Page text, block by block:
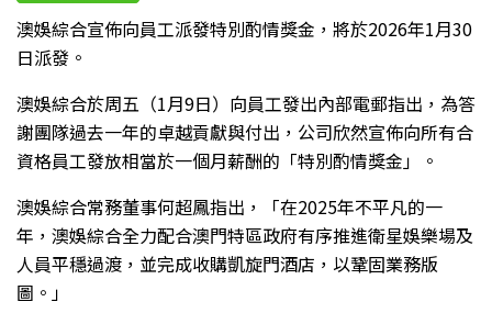
澳娛綜合宣佈向員工派發特別酌情獎金，將於2026年1月30
日派發。
澳娛綜合於周五（1月9日）向員工發出內部電郵指出，為答
謝團隊過去一年的卓越貢獻與付出，公司欣然宣佈向所有合
資格員工發放相當於一個月薪酬的「特別酌情獎金」。
澳娛綜合常務董事何超鳳指出，「在2025年不平凡的一
年，澳娛綜合全力配合澳門特區政府有序推進衛星娛樂場及
人員平穩過渡，並完成收購凱旋門酒店，以鞏固業務版
圖。」